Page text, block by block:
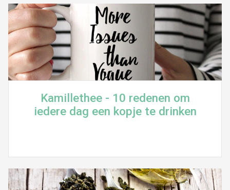
Kamillethee - 10 redenen om
iedere dag een kopje te drinken